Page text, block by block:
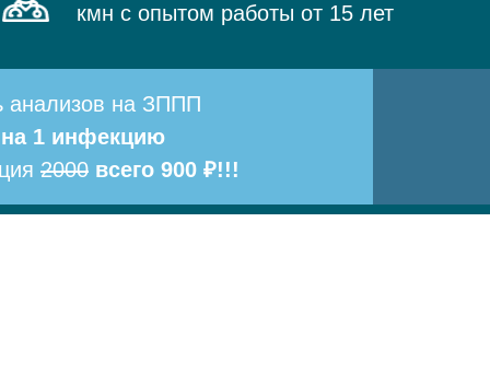
кмн с опытом работы от 15 лет
анализов на ЗППП
1 инфекцию
2000 всего 900 ₽!!!